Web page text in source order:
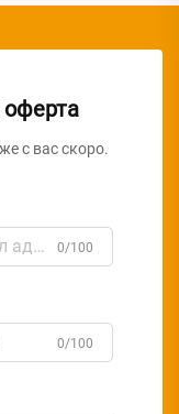
оферта
с вас скоро.
0/100
0/100